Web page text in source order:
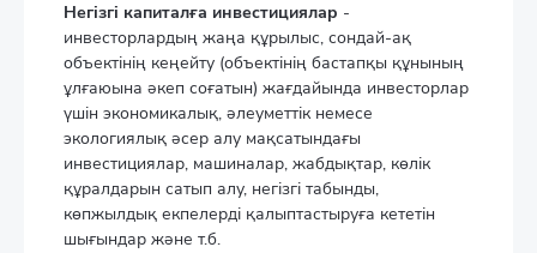
Негізгі капиталға инвестициялар -
инвесторлардың жаңа құрылыс, сондай-ақ
объектінің кеңейту (объектінің бастапқы құнының
ұлғаюына әкеп соғатын) жағдайында инвесторлар
үшін экономикалық, әлеуметтік немесе
экологиялық әсер алу мақсатындағы
инвестициялар, машиналар, жабдықтар, көлік
құралдарын сатып алу, негізгі табынды,
көпжылдық екпелерді қалыптастыруға кететін
шығындар және т.б.